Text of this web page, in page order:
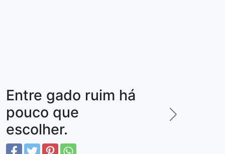
Entre gado ruim há
pouco que
escolher.